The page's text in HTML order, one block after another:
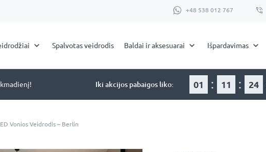
+48 538 012 767
Spalvotas veidrodis Baldai ir aksesuarai Išpardavimas
Iki akcijos pabaigos liko: 01 : 11 : 24
Vonios Veidrodis – Berlin